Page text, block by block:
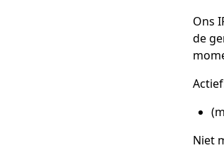
Ons
de
Niet